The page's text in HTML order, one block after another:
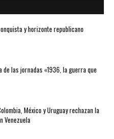
y horizonte republicano
las jornadas «1936, la guerra que
México y Uruguay rechazan la
Venezuela